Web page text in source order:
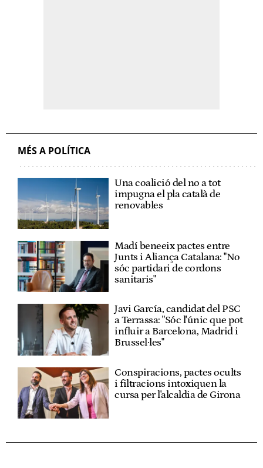
MÉS A POLÍTICA
Una coalició del no a tot
impugna el pla català de
renovables
Madí beneeix pactes entre
Junts i Aliança Catalana: "No
sóc partidari de cordons
sanitaris"
Javi García, candidat del PSC
a Terrassa: "Sóc l'únic que pot
influir a Barcelona, Madrid i
Brussel·les"
Conspiracions, pactes ocults
i filtracions intoxiquen la
cursa per l'alcaldia de Girona